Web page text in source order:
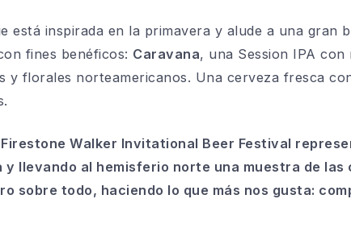
inspirada en la primavera y alude a una gran
fines benéficos: Caravana, una Session IPA con
florales norteamericanos. Una cerveza fresca
Walker Invitational Beer Festival
llevando al hemisferio norte una muestra de las
sobre todo, haciendo lo que más nos gusta: